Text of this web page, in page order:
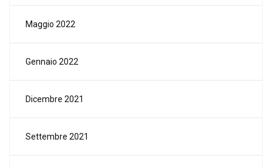
Maggio 2022
Gennaio 2022
Dicembre 2021
Settembre 2021